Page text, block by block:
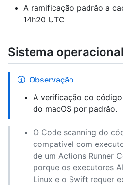
A ramificação padrão a
14h20 UTC
Sistema operacional
Observação
A verificação do
do macOS por padrão.
O Code scanning do
compatível com
de um Actions Runner
porque os executores
Linux e o Swift requer